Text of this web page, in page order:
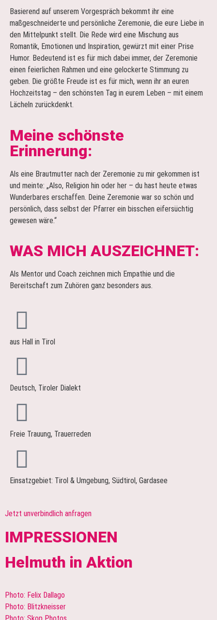
Basierend auf unserem Vorgespräch bekommt ihr eine
maßgeschneiderte und persönliche Zeremonie, die eure Liebe in
den Mittelpunkt stellt. Die Rede wird eine Mischung aus
Romantik, Emotionen und Inspiration, gewürzt mit einer Prise
Humor. Bedeutend ist es für mich dabei immer, der Zeremonie
einen feierlichen Rahmen und eine gelockerte Stimmung zu
geben. Die größte Freude ist es für mich, wenn ihr an euren
Hochzeitstag – den schönsten Tag in eurem Leben – mit einem
Lächeln zurückdenkt.
Meine schönste
Erinnerung:
Als eine Brautmutter nach der Zeremonie zu mir gekommen ist
und meinte: „Also, Religion hin oder her – du hast heute etwas
Wunderbares erschaffen. Deine Zeremonie war so schön und
persönlich, dass selbst der Pfarrer ein bisschen eifersüchtig
gewesen wäre.“
WAS MICH AUSZEICHNET:
Als Mentor und Coach zeichnen mich Empathie und die
Bereitschaft zum Zuhören ganz besonders aus.
aus Hall in Tirol
Deutsch, Tiroler Dialekt
Freie Trauung, Trauerreden
Einsatzgebiet: Tirol & Umgebung, Südtirol, Gardasee
Jetzt unverbindlich anfragen
IMPRESSIONEN
Helmuth in Aktion
Photo: Felix Dallago
Photo: Blitzkneisser